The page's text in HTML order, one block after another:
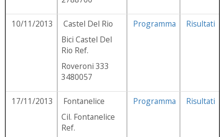
10/11/2013
Castel Del Rio
Bici Castel Del
Rio Ref.
Roveroni 333
3480057
Programma Risultati
17/11/2013
Fontanelice
Cil. Fontanelice
Ref.
Programma Risultati